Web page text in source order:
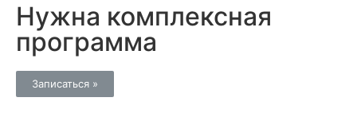
Нужна комплексная
программа
Записаться »